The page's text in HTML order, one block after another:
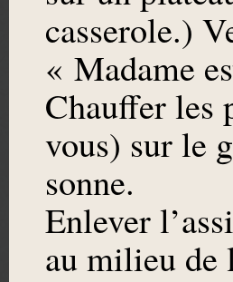
casserole.)
« Madame
Chauffer les
vous) sur le
sonne.
Enlever
au milieu de